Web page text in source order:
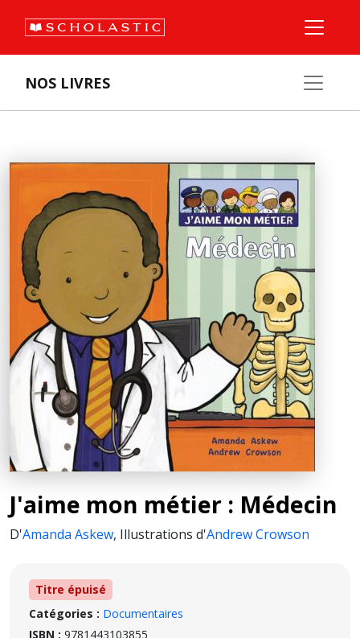
NOS LIVRES
J'aime mon métier : Médecin
D'Amanda Askew, Illustrations d'Andrew Crowson
Titre épuisé
Catégories : Documentaires
ISBN : 9781443103855